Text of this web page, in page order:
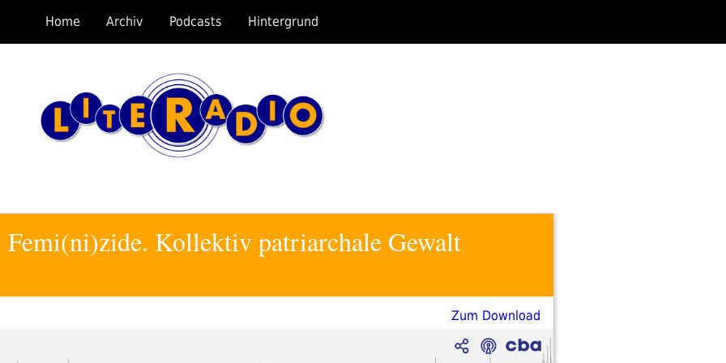
Home Archiv Podcasts Hintergrund
Kollektiv patriarchale Gewalt
Zum Download